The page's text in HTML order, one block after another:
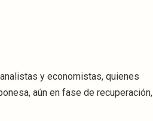
y economistas, quienes
aún en fase de recuperación,